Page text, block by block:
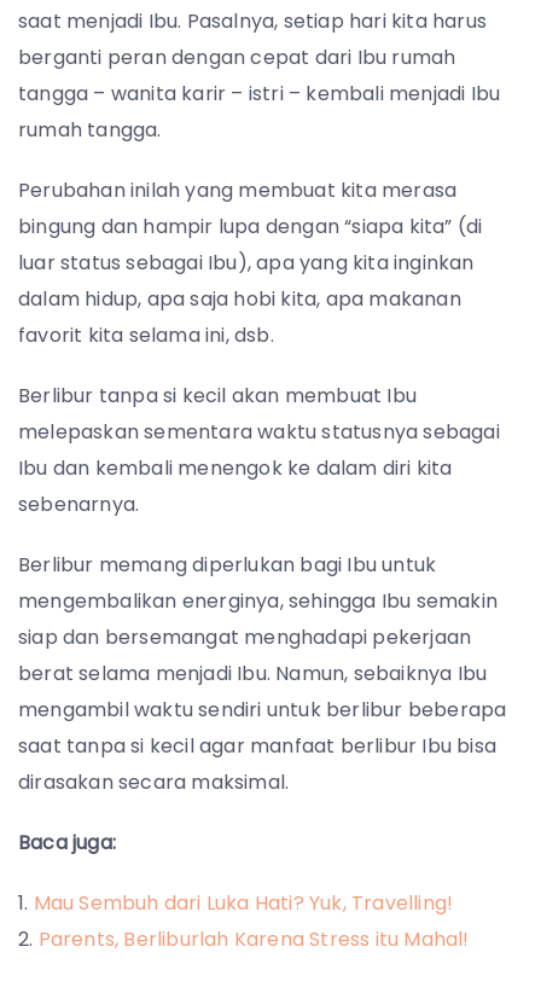
saat menjadi Ibu. Pasalnya, setiap hari kita harus
berganti peran dengan cepat dari Ibu rumah
tangga – wanita karir – istri – kembali menjadi Ibu
rumah tangga.
Perubahan inilah yang membuat kita merasa
bingung dan hampir lupa dengan “siapa kita” (di
luar status sebagai Ibu), apa yang kita inginkan
dalam hidup, apa saja hobi kita, apa makanan
favorit kita selama ini, dsb.
Berlibur tanpa si kecil akan membuat Ibu
melepaskan sementara waktu statusnya sebagai
Ibu dan kembali menengok ke dalam diri kita
sebenarnya.
Berlibur memang diperlukan bagi Ibu untuk
mengembalikan energinya, sehingga Ibu semakin
siap dan bersemangat menghadapi pekerjaan
berat selama menjadi Ibu. Namun, sebaiknya Ibu
mengambil waktu sendiri untuk berlibur beberapa
saat tanpa si kecil agar manfaat berlibur Ibu bisa
dirasakan secara maksimal.
Baca juga:
Mau Sembuh dari Luka Hati? Yuk, Travelling!
Parents, Berliburlah Karena Stress itu Mahal!